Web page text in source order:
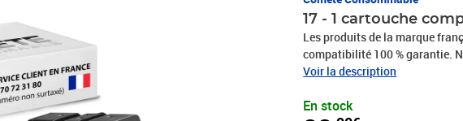
17 - 1 cartouche
Les produits de la marque
compatibilité 100 % garantie.
sont économiques et de haute
relocalisation de la production
Voir la description
En stock